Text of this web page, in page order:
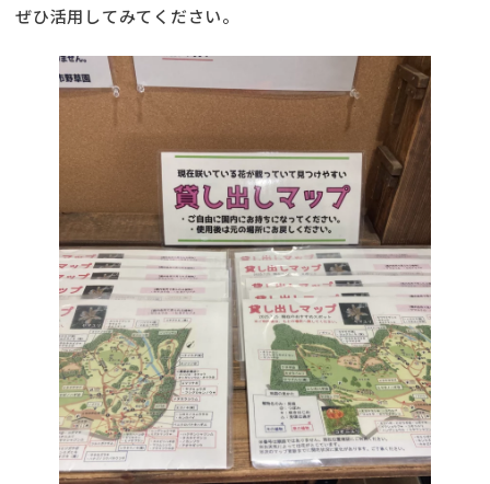
ぜひ活用してみてください。